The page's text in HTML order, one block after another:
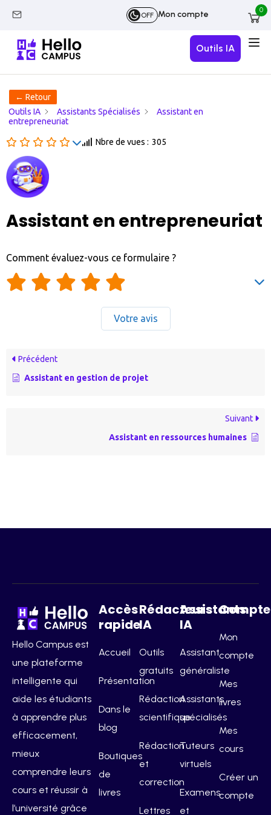
OFF Mon compte 0
Outils IA
← Retour
Outils IA
Assistants Spécialisés
Assistant en
entrepreneuriat
Nbre de vues : 305
Assistant en entrepreneuriat
Comment évaluez-vous ce formulaire ?
Votre avis
Précédent
Assistant en gestion de projet
Suivant
Assistant en ressources humaines
Hello Campus est
une plateforme
intelligente qui
aide les étudiants
à apprendre plus
efficacement,
mieux
comprendre leurs
cours et réussir à
l’université grâce
Accès
rapide
Accueil
Présentation
Dans le
blog
Boutiques
de
livres
Rédacteurs
IA
Outils
gratuits
Rédaction
scientifique
Rédaction
et
correction
Lettres
Assistants
IA
Assistant
généraliste
Assistants
spécialisés
Tuteurs
virtuels
Examens
et
Compte
Mon
compte
Mes
livres
Mes
cours
Créer un
compte